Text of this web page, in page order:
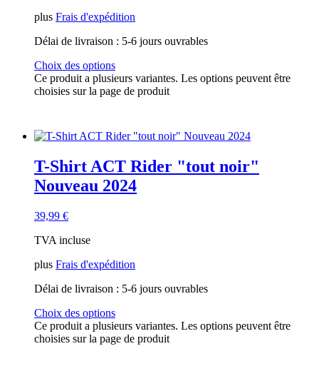
plus Frais d'expédition
Délai de livraison : 5-6 jours ouvrables
Choix des options
Ce produit a plusieurs variantes. Les options peuvent être
choisies sur la page de produit
T-Shirt ACT Rider "tout noir"
Nouveau 2024
39,99 €
TVA incluse
plus Frais d'expédition
Délai de livraison : 5-6 jours ouvrables
Choix des options
Ce produit a plusieurs variantes. Les options peuvent être
choisies sur la page de produit